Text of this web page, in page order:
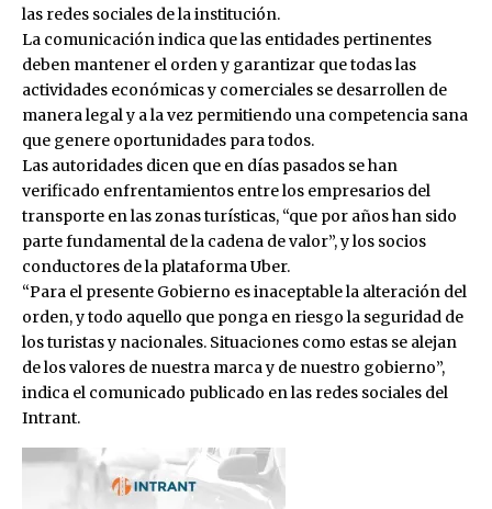
las redes sociales de la institución.
La comunicación indica que las entidades pertinentes
deben mantener el orden y garantizar que todas las
actividades económicas y comerciales se desarrollen de
manera legal y a la vez permitiendo una competencia sana
que genere oportunidades para todos.
Las autoridades dicen que en días pasados se han
verificado enfrentamientos entre los empresarios del
transporte en las zonas turísticas, “que por años han sido
parte fundamental de la cadena de valor”, y los socios
conductores de la plataforma Uber.
“Para el presente Gobierno es inaceptable la alteración del
orden, y todo aquello que ponga en riesgo la seguridad de
los turistas y nacionales. Situaciones como estas se alejan
de los valores de nuestra marca y de nuestro gobierno”,
indica el comunicado publicado en las redes sociales del
Intrant.